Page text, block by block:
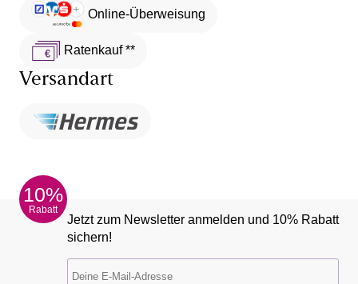
Online-Überweisung
Ratenkauf **
Versandart
10%
Rabatt
Jetzt zum Newsletter anmelden und 10% Rabatt
sichern!